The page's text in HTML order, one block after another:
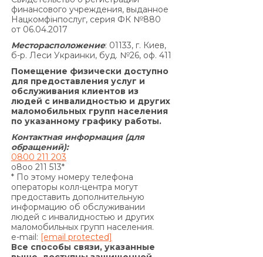
основании Договора, не может превышать
половины суммы Кредита, полученной
не может быть увеличена по договоренности
По договору о предоставлении кредита по
продукту «Кредит 4/6 месяцев»:
Согласно п. 7.5. Договора:
«В случае просрочки выполнения Заемщиком
денежного обязательства по уплате процентов
за пользование Кредитом и/или Комиссии за
выдачу Кредита (если условия Договора
предусматривают уплату комиссии за выдачу
Кредита) и/или Комиссии за выдачу в Кредит
дополнительных денежных средств (если
условия дополнительного соглашения к
Договору предусматривают уплату комиссии за
выдачу в Кредит дополнительных денежных
средств) и/или суммы Кредита в
финансового учреждения, выданное
Нацкомфінпослуг, серия ФК №880
от 06.04.2017
Месторасположение: 01133, г. Киев,
б-р. Леси Украинки, буд. №26, оф. 411
Помещение физически доступно
для предоставления услуг и
обслуживания клиентов из
людей с инвалидностью и других
маломобильных групп населения
по указанному графику работы.
Контактная информация (для
обращений):
0800 211 203
o8oo 211 513*
* По этому номеру телефона
операторы колл-центра могут
предоставить дополнительную
информацию об обслуживании
людей с инвалидностью и других
маломобильных групп населения.
e-mail: [email protected]
Все способы связи, указанные